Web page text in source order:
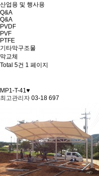
산업용 및 행사용
Q&A
Q&A
PVDF
PVF
PTFE
기타막구조물
막교체
Total 5건 1 페이지
MP1-T-41♥
최고관리자 03-18 697